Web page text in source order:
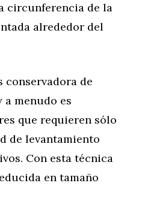
circunferencia de la
alrededor del
conservadora de
a menudo es
que requieren sólo
de levantamiento
Con esta técnica
en tamaño